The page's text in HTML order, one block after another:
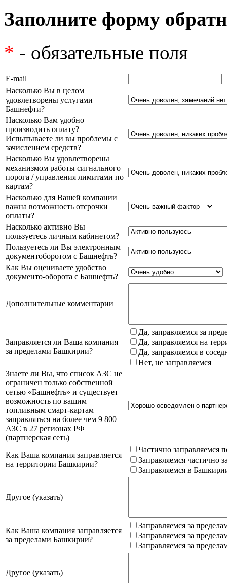
Заполните форму
* - обязательные поля
E-mail
Насколько Вы в целом
удовлетворены услугами
Башнефти?
Насколько Вам удобно
производить оплату?
Испытываете ли вы проблемы с
зачислением средств?
Насколько Вы удовлетворены
механизмом работы сигнального
порога / управления лимитами по
картам?
Насколько для Вашей компании
важна возможность отсрочки
оплаты?
Насколько активно Вы
пользуетесь личным кабинетом?
Пользуетесь ли Вы электронным
документоборотом с Башнефть?
Как Вы оцениваете удобство
документо-оборота с Башнефть?
Дополнительные комментарии
Заправляется ли Ваша компания
за пределами Башкирии?
Да, заправляемся за
Да, заправляемся на
Да, заправляемся в
Нет, не заправляемся
Знаете ли Вы, что список АЗС не
ограничен только собственной
сетью «Башнефть» и существует
возможность по вашим
топливным смарт-картам
заправляться на более чем 9 800
АЗС в 27 регионах РФ
(партнерская сеть)
Как Ваша компания заправляется
на территории Башкирии?
Частично заправляемся
Заправляемся частично
Заправляемся в
Другое (указать)
Как Ваша компания заправляется
за пределами Башкирии?
Заправляемся за
Заправляемся за
Заправляемся за
Другое (указать)